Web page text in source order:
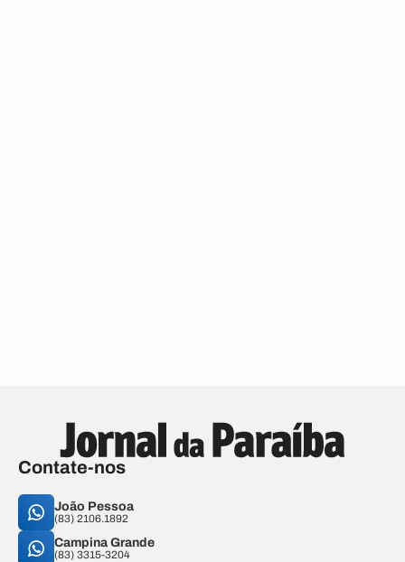
Contate-nos
João Pessoa
(83) 2106.1892
Campina Grande
(83) 3315-3204